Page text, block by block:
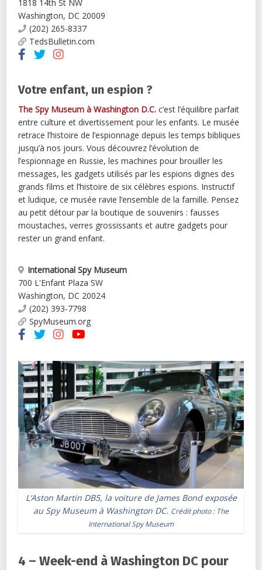
1818 14th St NW
Washington, DC 20009
(202) 265-8337
TedsBulletin.com
Votre enfant, un espion ?
The Spy Museum à Washington D.C. c’est l’équilibre parfait
entre culture et divertissement pour les enfants. Le musée
retrace l’histoire de l’espionnage depuis les temps bibliques
jusqu’à nos jours. Vous découvrez l’évolution de
l’espionnage en Russie, les machines pour brouiller les
messages, les gadgets utilisés par les espions dignes des
grands films et l’histoire de six célèbres espions. Instructif
et ludique, ce musée ravie l’ensemble de la famille. Pensez
au petit détour par la boutique de souvenirs : fausses
moustaches, verres grossissants et autre gadgets pour
rester un grand enfant.
International Spy Museum
700 L'Enfant Plaza SW
Washington, DC 20024
(202) 393-7798
SpyMuseum.org
L’Aston Martin DB5, la voiture de James Bond exposée
au Spy Museum à Washington DC. Crédit photo : The
International Spy Museum
4 – Week-end à Washington DC pour